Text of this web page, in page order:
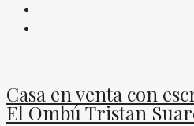
Casa en venta con
El Ombú Tristan